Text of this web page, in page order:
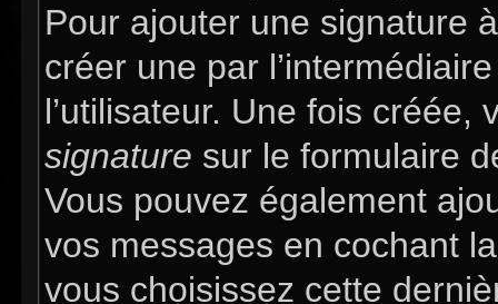
Pour ajouter une signature
créer une par
l’utilisateur. Une fois
signature sur le formulaire
Vous pouvez également
vos messages en cochant
vous choisissez cette